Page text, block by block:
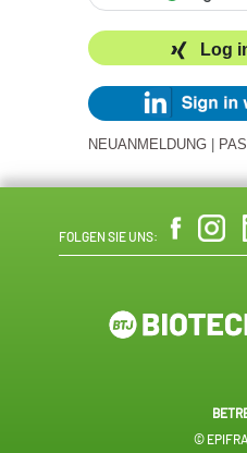
Log
NEUANMELDUNG
FOLGEN SIE UNS:
©